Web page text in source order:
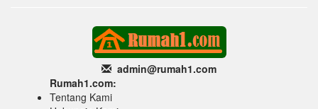
admin@rumah1.com
Rumah1.com:
Tentang Kami